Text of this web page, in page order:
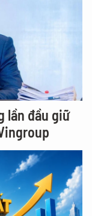
lần đầu giữ